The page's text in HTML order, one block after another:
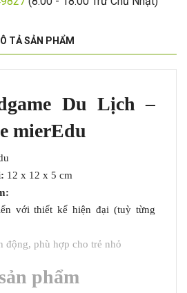
TẢ SẢN PHẨM
Du Lịch –
mierEdu
12 x 12 x 5 cm
với thiết kế hiện đại (tuỳ từng
động, phù hợp cho trẻ nhỏ
phẩm